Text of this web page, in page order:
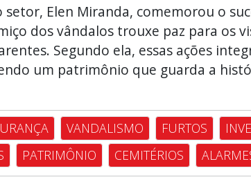
Elen Miranda, comemorou o
dos vândalos trouxe paz para os
Segundo ela, essas ações
um patrimônio que guarda a
VANDALISMO FURTOS
PATRIMÔNIO CEMITÉRIOS